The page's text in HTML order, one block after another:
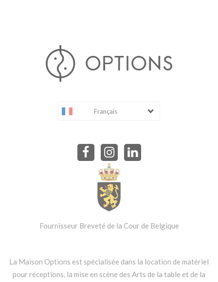
Français
Fournisseur Breveté de la Cour de Belgique
La Maison Options est spécialisée dans la location de matériel
pour réceptions, la mise en scène des Arts de la table et de la